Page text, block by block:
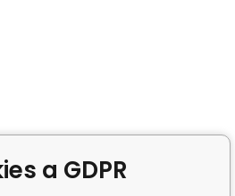
a GDPR